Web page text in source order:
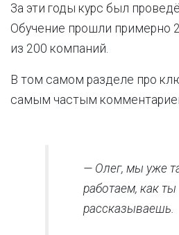
За эти годы курс был
Обучение прошли примерно
из 200 компаний.
В том самом разделе про
самым частым
— Олег, мы уже
работаем, как ты
рассказываешь.